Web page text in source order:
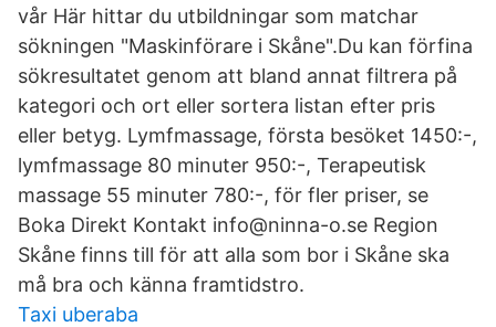
vår Här hittar du utbildningar som matchar
sökningen "Maskinförare i Skåne".Du kan förfina
sökresultatet genom att bland annat filtrera på
kategori och ort eller sortera listan efter pris
eller betyg. Lymfmassage, första besöket 1450:-,
lymfmassage 80 minuter 950:-, Terapeutisk
massage 55 minuter 780:-, för fler priser, se
Boka Direkt Kontakt info@ninna-o.se Region
Skåne finns till för att alla som bor i Skåne ska
må bra och känna framtidstro.
Taxi uberaba